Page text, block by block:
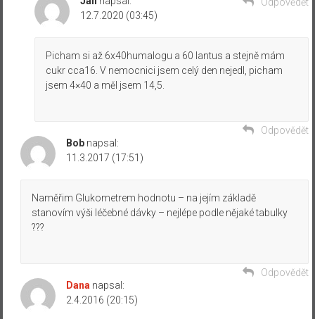
12.7.2020 (03:45)
Picham si až 6x40humalogu a 60 lantus a stejně mám
cukr cca16. V nemocnici jsem celý den nejedl, picham
jsem 4×40 a měl jsem 14,5.
Odpovědět
Bob napsal:
11.3.2017 (17:51)
Naměřim Glukometrem hodnotu – na jejím základě
stanovím výši léčebné dávky – nejlépe podle nějaké tabulky
???
Odpovědět
Dana napsal:
2.4.2016 (20:15)